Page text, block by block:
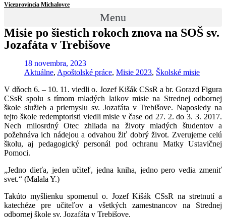
Viceprovincia Michalovce
Menu
Misie po šiestich rokoch znova na SOŠ sv.
Jozafáta v Trebišove
18 novembra, 2023
Aktuálne, Apoštolské práce, Misie 2023, Školské misie
V dňoch 6. – 10. 11. viedli o. Jozef Kišák CSsR a br. Gorazd Figura
CSsR spolu s tímom mladých laikov misie na Strednej odbornej
škole služieb a priemyslu sv. Jozafáta v Trebišove. Naposledy na
tejto škole redemptoristi viedli misie v čase od 27. 2. do 3. 3. 2017.
Nech milosrdný Otec zhliada na životy mladých študentov a
požehnáva ich nádejou a odvahou žiť dobrý život. Zverujeme celú
školu, aj pedagogický personál pod ochranu Matky Ustavičnej
Pomoci.
„Jedno dieťa, jeden učiteľ, jedna kniha, jedno pero vedia zmeniť
svet.“ (Malala Y.)
Takúto myšlienku spomenul o. Jozef Kišák CSsR na stretnutí a
katechéze pre učiteľov a všetkých zamestnancov na Strednej
odbornej škole sv. Jozafáta v Trebišove.